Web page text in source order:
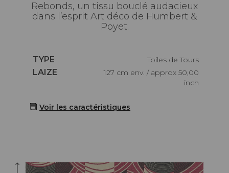
Rebonds, un tissu bouclé audacieux
dans l’esprit Art déco de Humbert &
Poyet.
Caractéristiques
TYPE
Toiles de Tours
Caractéristiques
LAIZE
127 cm env. / approx 50,00
inch
Voir les caractéristiques